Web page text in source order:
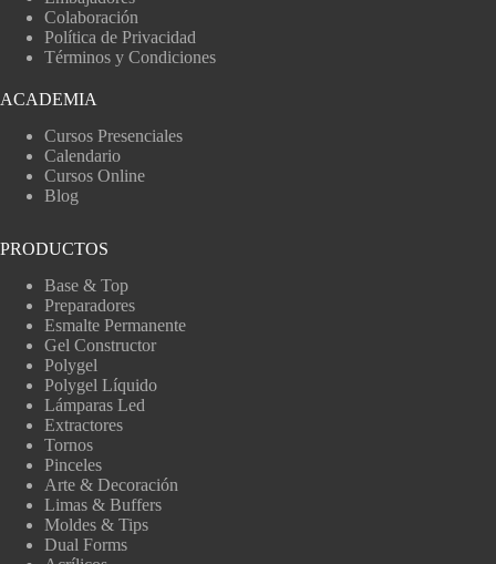
Colaboración
Política de Privacidad
Términos y Condiciones
ACADEMIA
Cursos Presenciales
Calendario
Cursos Online
Blog
PRODUCTOS
Base & Top
Preparadores
Esmalte Permanente
Gel Constructor
Polygel
Polygel Líquido
Lámparas Led
Extractores
Tornos
Pinceles
Arte & Decoración
Limas & Buffers
Moldes & Tips
Dual Forms